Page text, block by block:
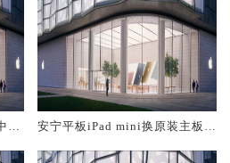
安宁平板iPad mini换原装主板维